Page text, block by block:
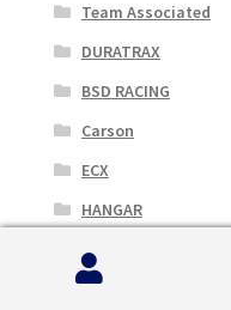
Team Associated
DURATRAX
BSD RACING
Carson
ECX
HANGAR
Huina
MUGEN